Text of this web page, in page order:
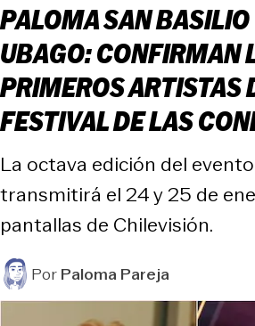
PALOMA SAN BASILIO
UBAGO: CONFIRMAN
PRIMEROS ARTISTAS
FESTIVAL DE LAS
La octava edición del
transmitirá el 24 y 25 de
pantallas de Chilevisión.
PorPaloma Pareja